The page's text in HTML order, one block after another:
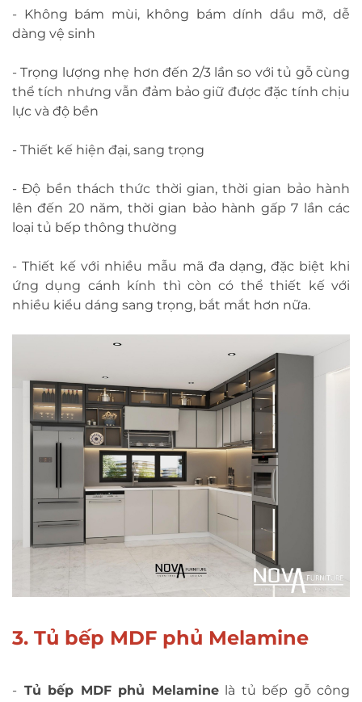
- Không bám mùi, không bám dính dầu mỡ, dễ
dàng vệ sinh
- Trọng lượng nhẹ hơn đến 2/3 lần so với tủ gỗ cùng
thể tích nhưng vẫn đảm bảo giữ được đặc tính chịu
lực và độ bền
- Thiết kế hiện đại, sang trọng
- Độ bền thách thức thời gian, thời gian bảo hành
lên đến 20 năm, thời gian bảo hành gấp 7 lần các
loại tủ bếp thông thường
- Thiết kế với nhiều mẫu mã đa dạng, đặc biệt khi
ứng dụng cánh kính thì còn có thể thiết kế với
nhiều kiểu dáng sang trọng, bắt mắt hơn nữa.
3. Tủ bếp MDF phủ Melamine
- Tủ bếp MDF phủ Melaminelà tủ bếp gỗ công